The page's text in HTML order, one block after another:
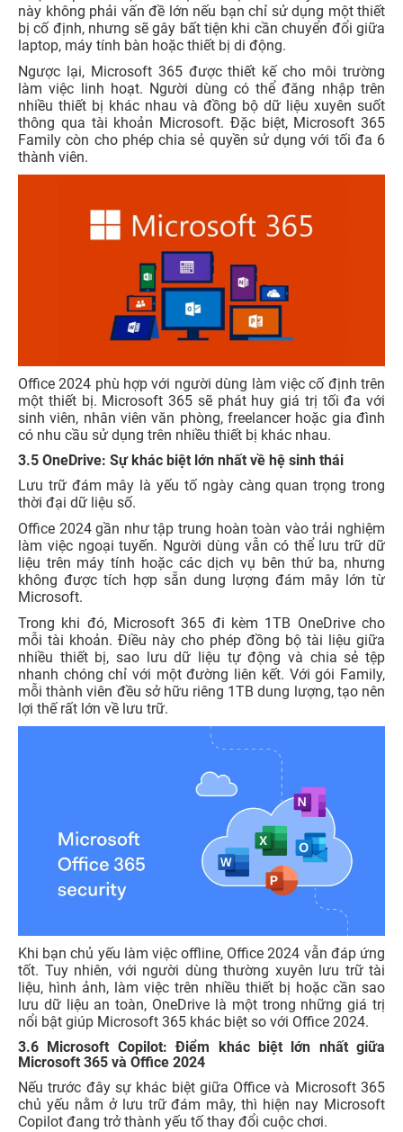
này không phải vấn đề lớn nếu bạn chỉ sử dụng một thiết
bị cố định, nhưng sẽ gây bất tiện khi cần chuyển đổi giữa
laptop, máy tính bàn hoặc thiết bị di động.
Ngược lại, Microsoft 365 được thiết kế cho môi trường
làm việc linh hoạt. Người dùng có thể đăng nhập trên
nhiều thiết bị khác nhau và đồng bộ dữ liệu xuyên suốt
thông qua tài khoản Microsoft. Đặc biệt, Microsoft 365
Family còn cho phép chia sẻ quyền sử dụng với tối đa 6
thành viên.
Office 2024 phù hợp với người dùng làm việc cố định trên
một thiết bị. Microsoft 365 sẽ phát huy giá trị tối đa với
sinh viên, nhân viên văn phòng, freelancer hoặc gia đình
có nhu cầu sử dụng trên nhiều thiết bị khác nhau.
3.5 OneDrive: Sự khác biệt lớn nhất về hệ sinh thái
Lưu trữ đám mây là yếu tố ngày càng quan trọng trong
thời đại dữ liệu số.
Office 2024 gần như tập trung hoàn toàn vào trải nghiệm
làm việc ngoại tuyến. Người dùng vẫn có thể lưu trữ dữ
liệu trên máy tính hoặc các dịch vụ bên thứ ba, nhưng
không được tích hợp sẵn dung lượng đám mây lớn từ
Microsoft.
Trong khi đó, Microsoft 365 đi kèm 1TB OneDrive cho
mỗi tài khoản. Điều này cho phép đồng bộ tài liệu giữa
nhiều thiết bị, sao lưu dữ liệu tự động và chia sẻ tệp
nhanh chóng chỉ với một đường liên kết. Với gói Family,
mỗi thành viên đều sở hữu riêng 1TB dung lượng, tạo nên
lợi thế rất lớn về lưu trữ.
Khi bạn chủ yếu làm việc offline, Office 2024 vẫn đáp ứng
tốt. Tuy nhiên, với người dùng thường xuyên lưu trữ tài
liệu, hình ảnh, làm việc trên nhiều thiết bị hoặc cần sao
lưu dữ liệu an toàn, OneDrive là một trong những giá trị
nổi bật giúp Microsoft 365 khác biệt so với Office 2024.
3.6 Microsoft Copilot: Điểm khác biệt lớn nhất giữa
Microsoft 365 và Office 2024
Nếu trước đây sự khác biệt giữa Office và Microsoft 365
chủ yếu nằm ở lưu trữ đám mây, thì hiện nay Microsoft
Copilot đang trở thành yếu tố thay đổi cuộc chơi.